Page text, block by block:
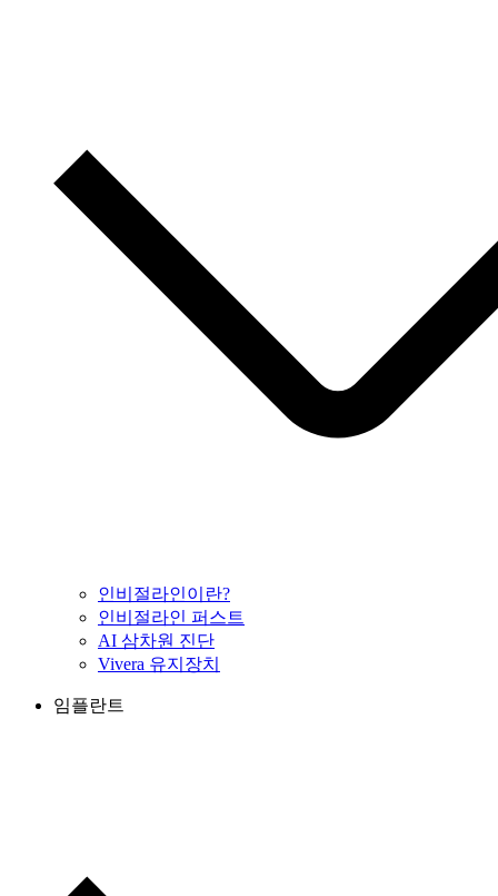
인비절라인이란?
인비절라인 퍼스트
AI 삼차원 진단
Vivera 유지장치
임플란트